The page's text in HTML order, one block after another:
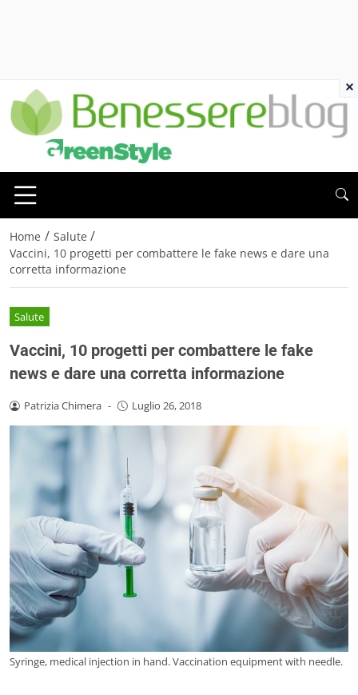
Home / Salute /
Vaccini, 10 progetti per combattere le fake news e dare una
corretta informazione
Salute
Vaccini, 10 progetti per combattere le fake
news e dare una corretta informazione
Patrizia Chimera - Luglio 26, 2018
Syringe, medical injection in hand. Vaccination equipment with needle.
×